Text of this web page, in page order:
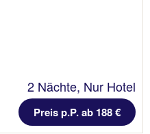
2 Nächte, Nur Hotel
Preis p.P. ab 188 €